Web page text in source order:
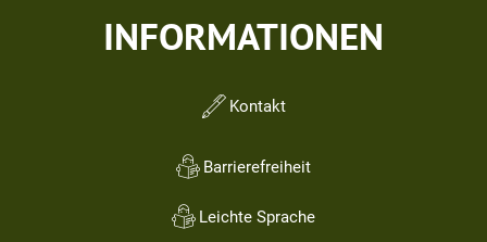
INFORMATIONEN
Kontakt
Barrierefreiheit
Leichte Sprache